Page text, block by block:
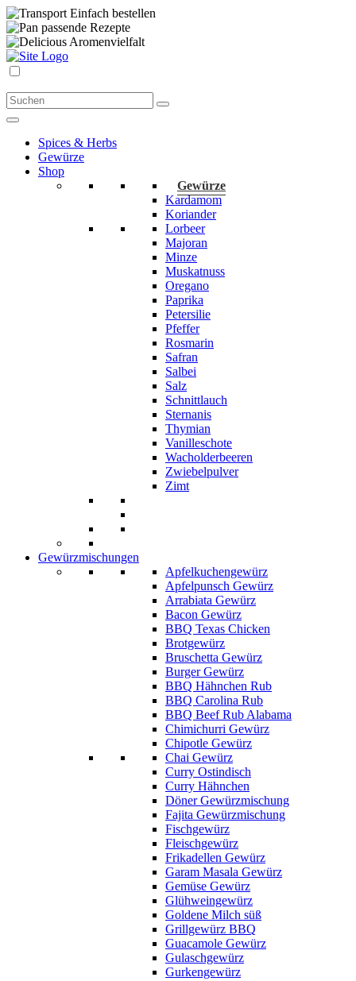
Einfach bestellen
passende Rezepte
Aromenvielfalt
Spices & Herbs
Gewürze
Shop
Gewürze
Kardamom
Koriander
Lorbeer
Majoran
Minze
Muskatnuss
Oregano
Paprika
Petersilie
Pfeffer
Rosmarin
Safran
Salbei
Salz
Schnittlauch
Sternanis
Thymian
Vanilleschote
Wacholderbeeren
Zwiebelpulver
Zimt
Gewürzmischungen
Apfelkuchengewürz
Apfelpunsch Gewürz
Arrabiata Gewürz
Bacon Gewürz
BBQ Texas Chicken
Brotgewürz
Bruschetta Gewürz
Burger Gewürz
BBQ Hähnchen Rub
BBQ Carolina Rub
BBQ Beef Rub Alabama
Chimichurri Gewürz
Chipotle Gewürz
Chai Gewürz
Curry Ostindisch
Curry Hähnchen
Döner Gewürzmischung
Fajita Gewürzmischung
Fischgewürz
Fleischgewürz
Frikadellen Gewürz
Garam Masala Gewürz
Gemüse Gewürz
Glühweingewürz
Goldene Milch süß
Grillgewürz BBQ
Guacamole Gewürz
Gulaschgewürz
Gurkengewürz